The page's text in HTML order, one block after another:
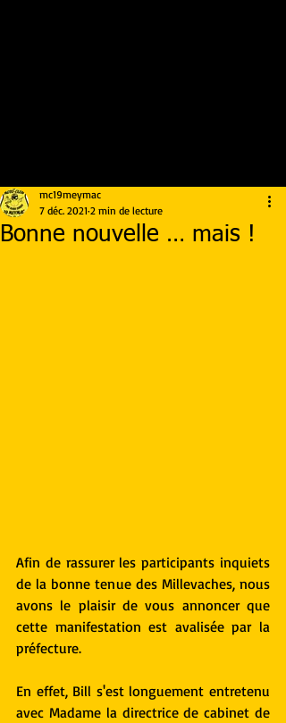
Bonne nouvelle … mais !
mc19meymac
7 déc. 2021 2 min de lecture
Afin de rassurer les participants inquiets
de la bonne tenue des Millevaches, nous
avons le plaisir de vous annoncer que
cette manifestation est avalisée par la
préfecture.
En effet, Bill s'est longuement entretenu
avec Madame la directrice de cabinet de